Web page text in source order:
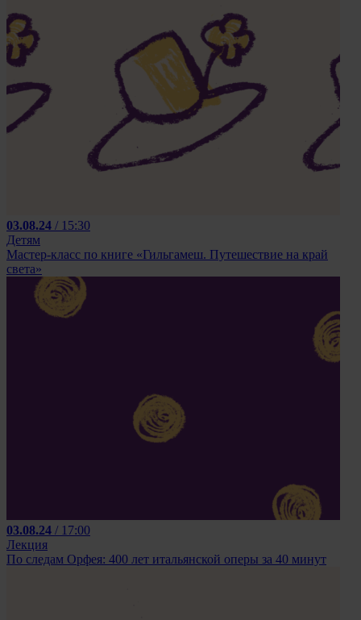
03.08.24 / 15:30
Детям
Мастер-класс по книге «Гильгамеш. Путешествие на край
света»
03.08.24 / 17:00
Лекция
По следам Орфея: 400 лет итальянской оперы за 40 минут